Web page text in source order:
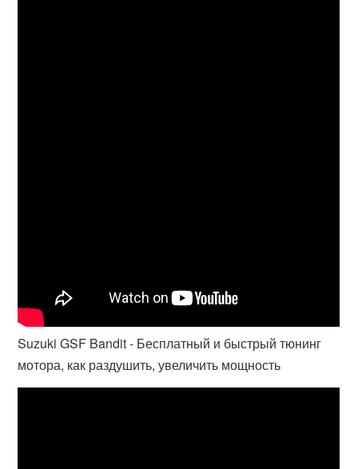
Suzuki GSF Bandit - Бесплатный и быстрый тюнинг
мотора, как раздушить, увеличить мощность